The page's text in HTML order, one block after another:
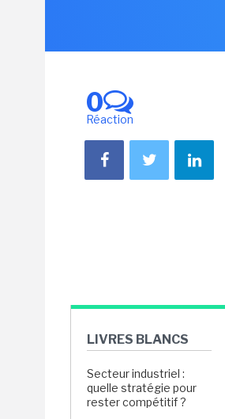
0
Réaction
LIVRES BLANCS
Secteur industriel :
quelle stratégie pour
rester compétitif ?